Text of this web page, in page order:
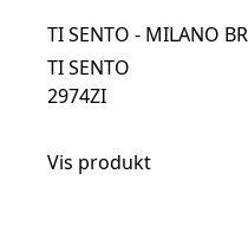
TI SENTO - MILANO
TI SENTO
2974ZI
Vis produkt